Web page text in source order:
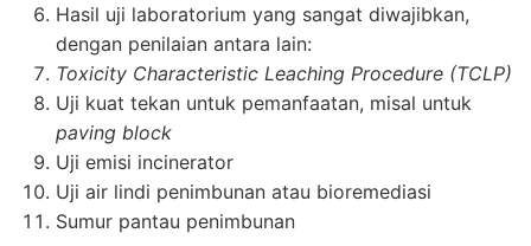
Hasil uji laboratorium yang sangat diwajibkan,
dengan penilaian antara lain:
Toxicity Characteristic Leaching Procedure (TCLP)
Uji kuat tekan untuk pemanfaatan, misal untuk
paving block
Uji emisi incinerator
Uji air lindi penimbunan atau bioremediasi
Sumur pantau penimbunan